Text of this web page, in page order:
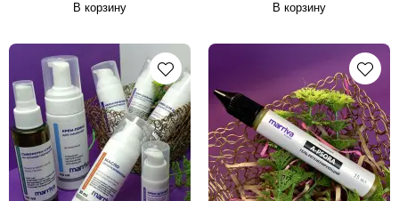
В корзину В корзину